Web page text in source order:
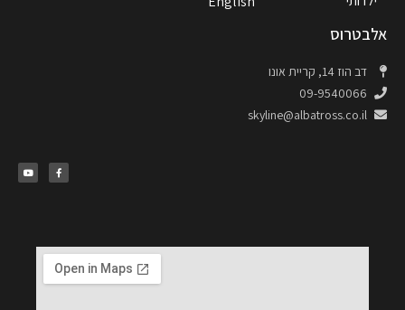
אלבטרוס
דב הוז 14, קריית אונו
09-9540066
skyline@albatross.co.il